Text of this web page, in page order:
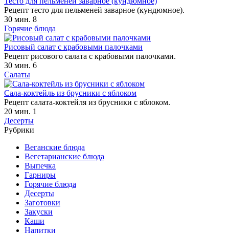
Рецепт тесто для пельменей заварное (кундюмное).
30 мин. 8
Горячие блюда
Рисовый салат с крабовыми палочками
Рецепт рисового салата с крабовыми палочками.
30 мин. 6
Салаты
Сала-коктейль из брусники с яблоком
Рецепт салата-коктейля из брусники с яблоком.
20 мин. 1
Десерты
Рубрики
Веганские блюда
Вегетарианские блюда
Выпечка
Гарниры
Горячие блюда
Десерты
Заготовки
Закуски
Каши
Напитки